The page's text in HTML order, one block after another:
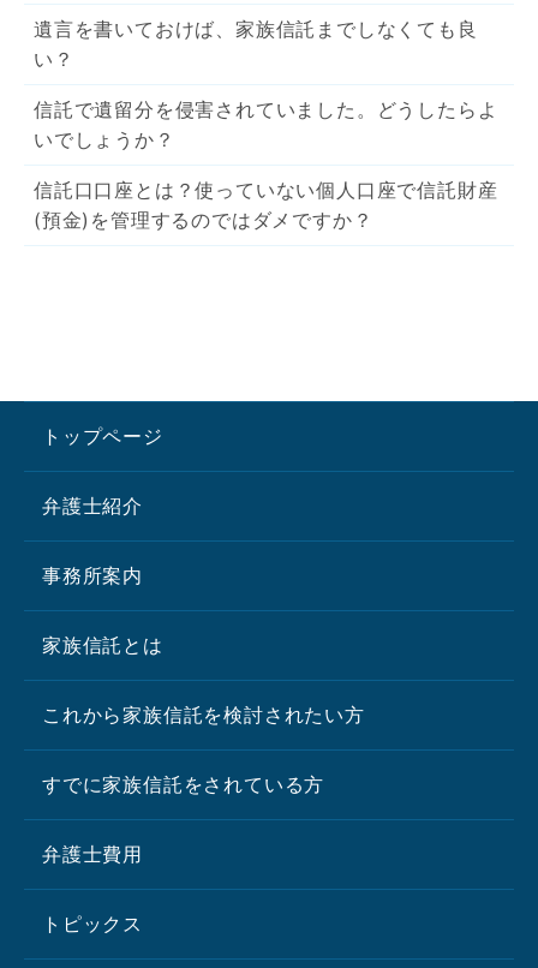
遺言を書いておけば、家族信託までしなくても良
い？
信託で遺留分を侵害されていました。どうしたらよ
いでしょうか？
信託口口座とは？使っていない個人口座で信託財産
(預金)を管理するのではダメですか？
トップページ
弁護士紹介
事務所案内
家族信託とは
これから家族信託を検討されたい方
すでに家族信託をされている方
弁護士費用
トピックス